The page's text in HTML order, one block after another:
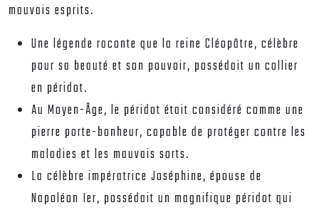
mauvais esprits.
Une légende raconte que la reine Cléopâtre, célèbre
pour sa beauté et son pouvoir, possédait un collier
en péridot.
Au Moyen-Âge, le péridot était considéré comme une
pierre porte-bonheur, capable de protéger contre les
maladies et les mauvais sorts.
La célèbre impératrice Joséphine, épouse de
Napoléon Ier, possédait un magnifique péridot qui